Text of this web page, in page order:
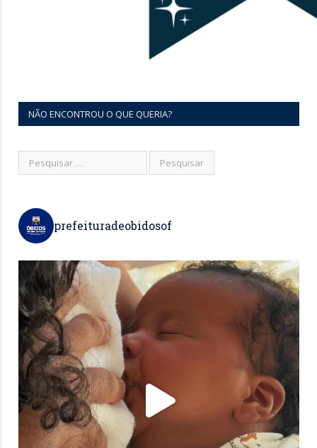
NÃO ENCONTROU O QUE QUERIA?
prefeituradeobidosof